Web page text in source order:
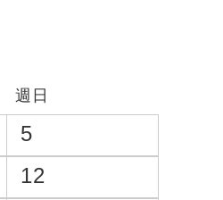
週日
5
12